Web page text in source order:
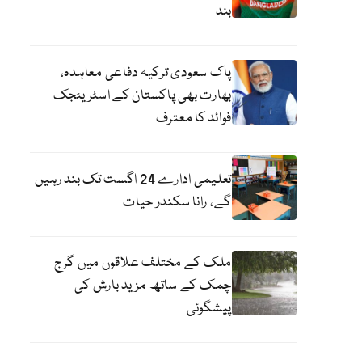
بند
پاک سعودی ترکیہ دفاعی معاہدہ،
بھارت بھی پاکستان کے اسٹریٹجک
فوائد کا معترف
تعلیمی ادارے 24 اگست تک بند رہیں
گے، رانا سکندر حیات
ملک کے مختلف علاقوں میں گرج
چمک کے ساتھ مزید بارش کی
پیشگوئی